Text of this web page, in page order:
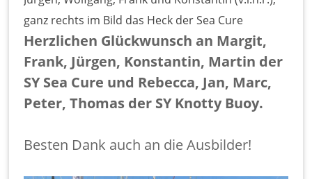
ganz rechts im Bild das Heck der Sea Cure
Herzlichen Glückwunsch an Margit,
Frank, Jürgen, Konstantin, Martin der
SY Sea Cure und Rebecca, Jan, Marc,
Peter, Thomas der SY Knotty Buoy.
Besten Dank auch an die Ausbilder!